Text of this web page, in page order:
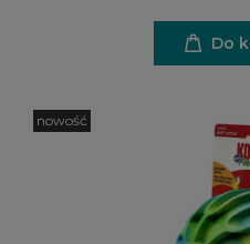
Do
nowość